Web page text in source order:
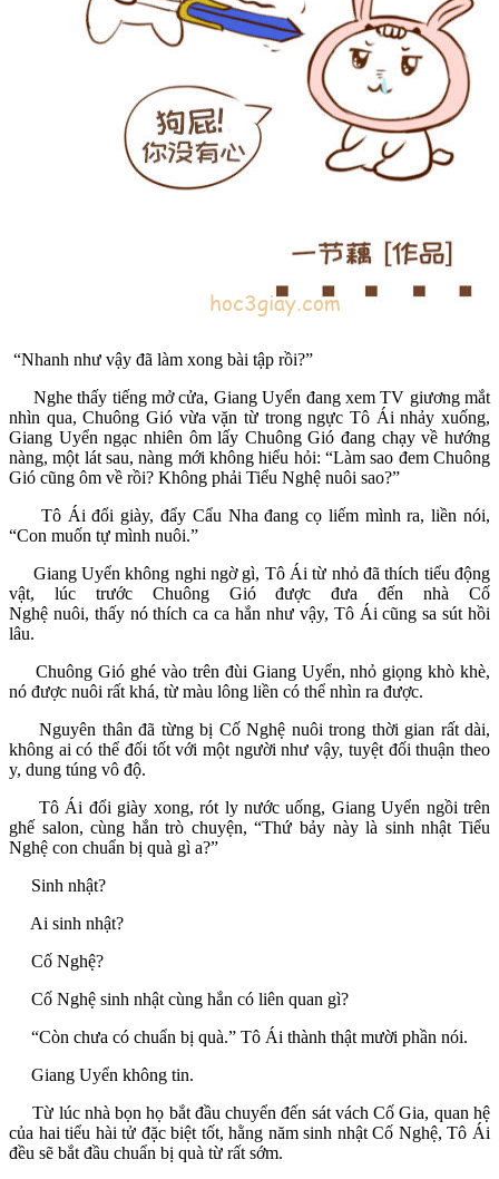
“Nhanh như vậy đã làm xong bài tập rồi?”
Nghe thấy tiếng mở cửa, Giang Uyển đang xem TV giương mắt
nhìn qua, Chuông Gió vừa vặn từ trong ngực Tô Ái nhảy xuống,
Giang Uyển ngạc nhiên ôm lấy Chuông Gió đang chạy về hướng
nàng, một lát sau, nàng mới không hiểu hỏi: “Làm sao đem Chuông
Gió cũng ôm về rồi? Không phải Tiểu Nghệ nuôi sao?”
Tô Ái đổi giày, đẩy Cẩu Nha đang cọ liếm mình ra, liền nói,
“Con muốn tự mình nuôi.”
Giang Uyển không nghi ngờ gì, Tô Ái từ nhỏ đã thích tiểu động
vật, lúc trước Chuông Gió được đưa đến nhà Cố
Nghệ nuôi, thấy nó thích ca ca hắn như vậy, Tô Ái cũng sa sút hồi
lâu.
Chuông Gió ghé vào trên đùi Giang Uyển, nhỏ giọng khò khè,
nó được nuôi rất khá, từ màu lông liền có thể nhìn ra được.
Nguyên thân đã từng bị Cố Nghệ nuôi trong thời gian rất dài,
không ai có thể đối tốt với một người như vậy, tuyệt đối thuận theo
y, dung túng vô độ.
Tô Ái đổi giày xong, rót ly nước uống, Giang Uyển ngồi trên
ghế salon, cùng hắn trò chuyện, “Thứ bảy này là sinh nhật Tiểu
Nghệ con chuẩn bị quà gì a?”
Sinh nhật?
Ai sinh nhật?
Cố Nghệ?
Cố Nghệ sinh nhật cùng hắn có liên quan gì?
“Còn chưa có chuẩn bị quà.” Tô Ái thành thật mười phần nói.
Giang Uyển không tin.
Từ lúc nhà bọn họ bắt đầu chuyển đến sát vách Cố Gia, quan hệ
của hai tiểu hài tử đặc biệt tốt, hằng năm sinh nhật Cố Nghệ, Tô Ái
đều sẽ bắt đầu chuẩn bị quà từ rất sớm.